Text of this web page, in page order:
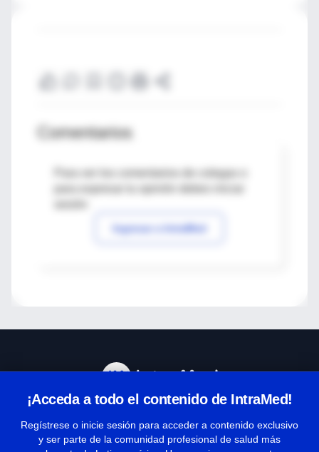
Comentarios
Para ver los comentarios de colegas o
Ingresar a IntraMed
¡Acceda a todo el contenido de IntraMed!
Regístrese o inicie sesión para acceder a contenido exclusivo
y ser parte de la comunidad profesional de salud más